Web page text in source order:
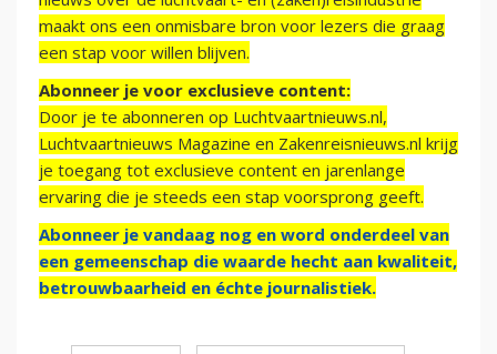
maakt ons een onmisbare bron voor lezers die graag
een stap voor willen blijven.
Abonneer je voor exclusieve content:
Door je te abonneren op Luchtvaartnieuws.nl,
Luchtvaartnieuws Magazine en Zakenreisnieuws.nl krijg
je toegang tot exclusieve content en jarenlange
ervaring die je steeds een stap voorsprong geeft.
Abonneer je vandaag nog en word onderdeel van
een gemeenschap die waarde hecht aan kwaliteit,
betrouwbaarheid en échte journalistiek.